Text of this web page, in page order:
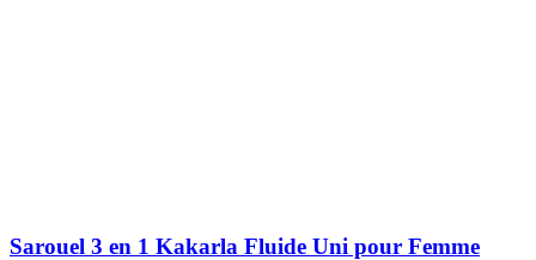
Sarouel 3 en 1 Kakarla Fluide Uni pour Femme